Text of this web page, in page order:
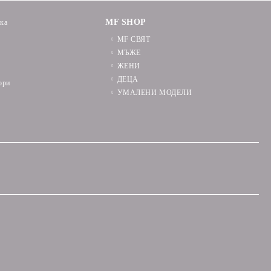
MF SHOP
MF СВЯТ
МЪЖЕ
ЖЕНИ
ДЕЦА
УМАЛЕНИ МОДЕЛИ